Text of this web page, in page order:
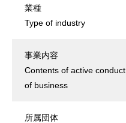
業種
Type of industry
事業内容
Contents of active conduct
of business
所属団体